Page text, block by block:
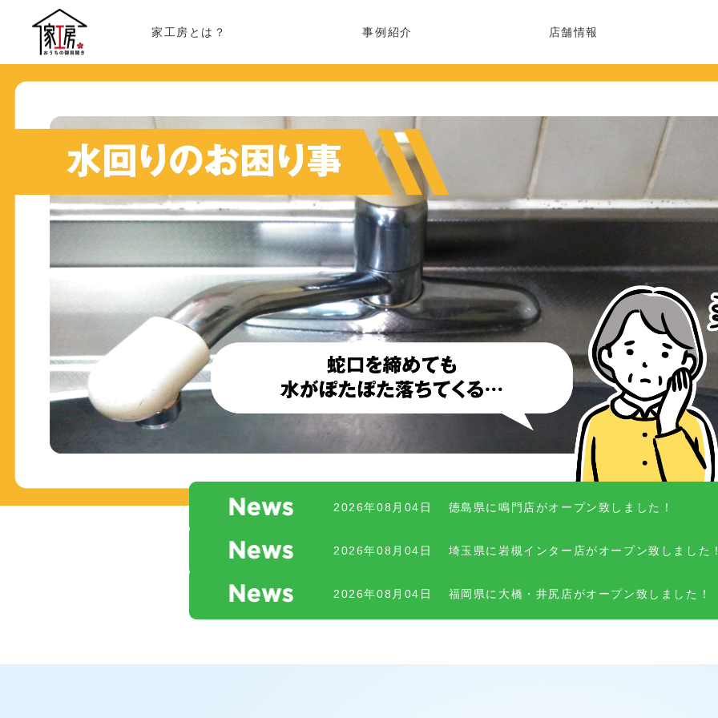
家工房とは？ 事例紹介 店舗情報
2026年08月04日 徳島県に鳴門店がオープン致しました！
2026年08月04日 埼玉県に岩槻インター店がオープン致しました
2026年08月04日 福岡県に大橋・井尻店がオープン致しました！